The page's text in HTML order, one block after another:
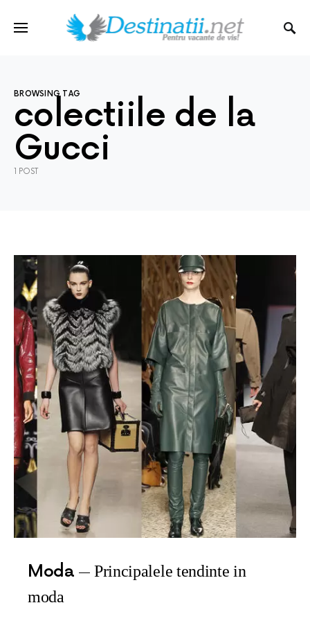
BROWSING TAG
colectiile de la
Gucci
1 POST
Moda
Principalele tendinte in
moda